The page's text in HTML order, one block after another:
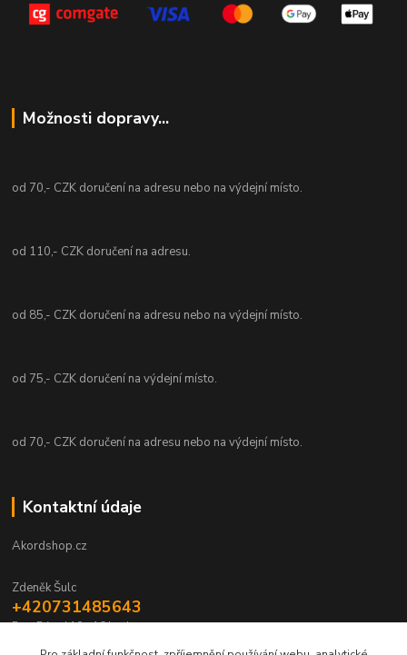
Možnosti dopravy...
od 70,- CZK doručení na adresu nebo na výdejní místo.
od 110,- CZK doručení na adresu.
od 85,- CZK doručení na adresu nebo na výdejní místo.
od 75,- CZK doručení na výdejní místo.
od 70,- CZK doručení na adresu nebo na výdejní místo.
Kontaktní údaje
Akordshop.cz
Zdeněk Šulc
+420731485643
Po - Pá od 10 - 16 hod.